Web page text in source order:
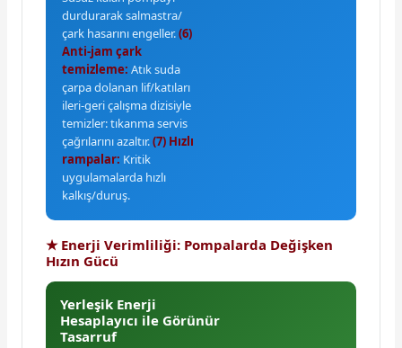
durdurarak salmastra/
çark hasarını engeller.(6)
Anti-jam çark
temizleme: Atık suda
çarpa dolanan lif/katıları
ileri-geri çalışma dizisiyle
temizler: tıkanma servis
çağrılarını azaltır.(7) Hızlı
rampalar: Kritik
uygulamalarda hızlı
kalkış/duruş.
★ Enerji Verimliliği: Pompalarda Değişken
Hızın Gücü
Yerleşik Enerji
Hesaplayıcı ile Görünür
Tasarruf